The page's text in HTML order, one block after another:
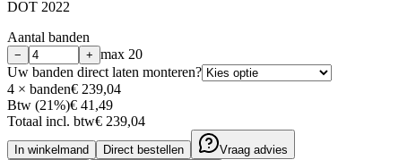
DOT 2022
Aantal banden
− + max 20
Uw banden direct laten monteren?
4 × banden€ 239,04
Btw (21%)€ 41,49
Totaal incl. btw€ 239,04
In winkelmand Direct bestellen
Vraag advies